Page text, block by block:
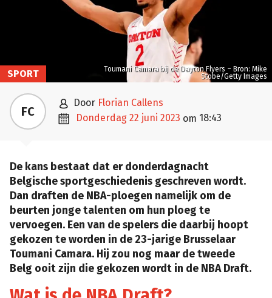
Toumani Camara bij de Dayton Flyers – Bron: Mike
Stobe/Getty Images
SPORT
FC  door Florian Callens
 donderdag 22 juni 2023 om 18:43
De kans bestaat dat er donderdagnacht
Belgische sportgeschiedenis geschreven wordt.
Dan draften de NBA-ploegen namelijk om de
beurten jonge talenten om hun ploeg te
vervoegen. Een van de spelers die daarbij hoopt
gekozen te worden in de 23-jarige Brusselaar
Toumani Camara. Hij zou nog maar de tweede
Belg ooit zijn die gekozen wordt in de NBA Draft.